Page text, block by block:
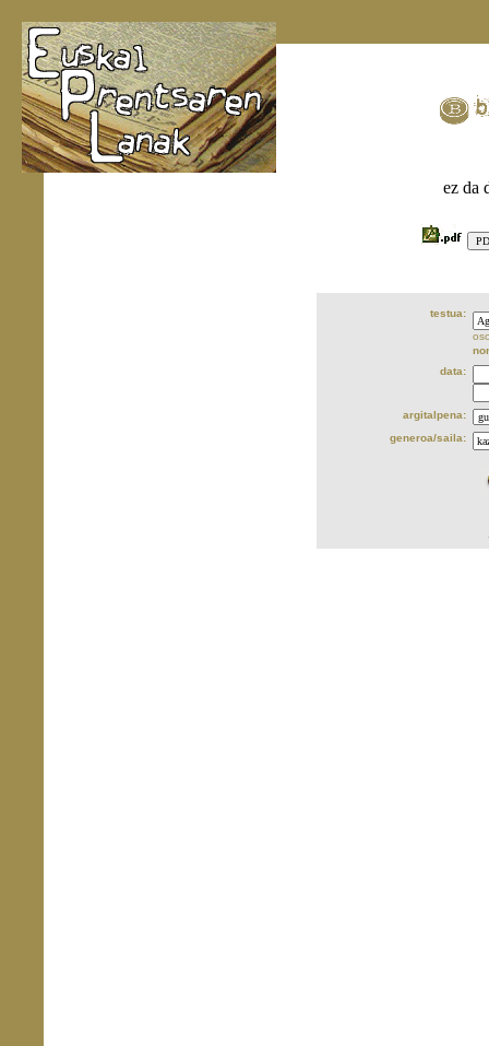
ez da
testua:
data:
argitalpena:
generoa/saila: